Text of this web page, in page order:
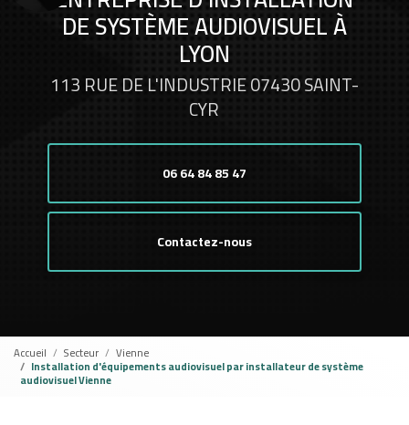
DE SYSTÈME AUDIOVISUEL À
LYON
113 RUE DE L'INDUSTRIE 07430 SAINT-
CYR
06 64 84 85 47
Contactez-nous
Voir le certificat
Accueil Secteur Vienne
Installation d'équipements audiovisuel par installateur de système
audiovisuel Vienne